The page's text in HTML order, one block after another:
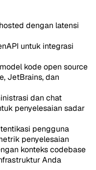
dengan latensi
untuk integrasi
kode open source
JetBrains, dan
dan chat
penyelesaian sadar
pengguna
penyelesaian
konteks codebase
Anda